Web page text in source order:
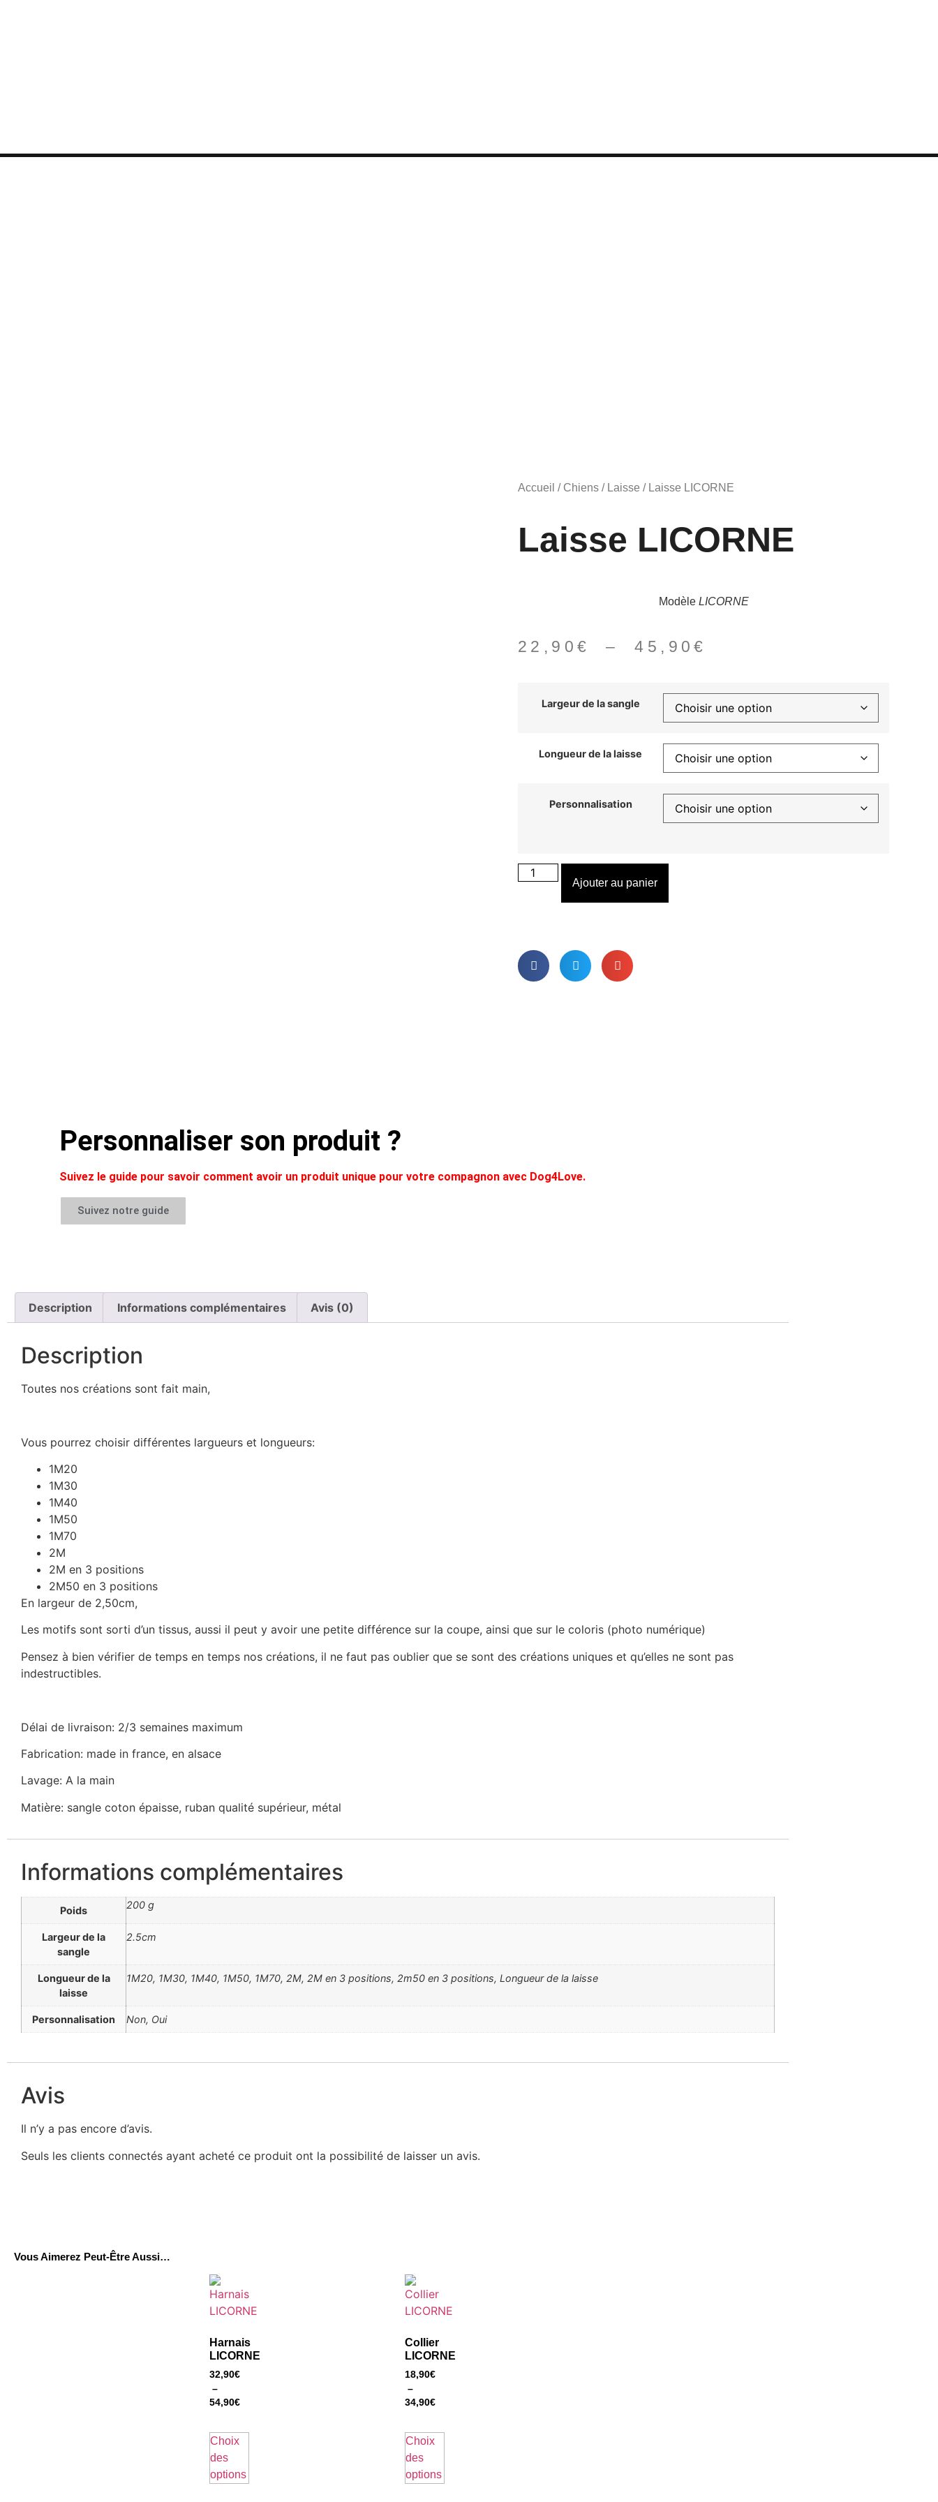
Accueil / Chiens / Laisse / Laisse LICORNE
Laisse LICORNE
Modèle LICORNE
22,90 € – 45,90€
Largeur de la sangle
Longueur de la laisse
Personnalisation
Ajouter au panier
Personnaliser son produit ?
Suivez le guide pour savoir comment avoir un produit unique pour votre compagnon avec Dog4Love.
Suivez notre guide
JE SUIS UNIQUE
Description Informations complémentaires Avis (0)
Description
Toutes nos créations sont fait main,
Vous pourrez choisir différentes largueurs et longueurs:
1M20
1M30
1M40
1M50
1M70
2M
2M en 3 positions
2M50 en 3 positions
En largeur de 2,50cm,
Les motifs sont sorti d’un tissus, aussi il peut y avoir une petite différence sur la coupe, ainsi que sur le coloris (photo numérique)
Pensez à bien vérifier de temps en temps nos créations, il ne faut pas oublier que se sont des créations uniques et qu’elles ne sont pas
indestructibles.
Délai de livraison: 2/3 semaines maximum
Fabrication: made in france, en alsace
Lavage: A la main
Matière: sangle coton épaisse, ruban qualité supérieur, métal
Informations complémentaires
Poids 200 g
Largeur de la
sangle
2.5cm
Longueur de la
laisse
1M20, 1M30, 1M40, 1M50, 1M70, 2M, 2M en 3 positions, 2m50 en 3 positions, Longueur de la laisse
Personnalisation Non, Oui
Avis
Il n’y a pas encore d’avis.
Seuls les clients connectés ayant acheté ce produit ont la possibilité de laisser un avis.
Vous Aimerez Peut-Être Aussi…
Harnais
LICORNE
32,90€
–
54,90€
Choix
des
options
Collier
LICORNE
18,90€
–
34,90€
Choix
des
options